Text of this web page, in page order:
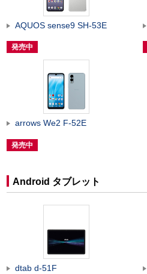
AQUOS sense9 SH-53E
発売中
arrows We2 F-52E
発売中
Android タブレット
dtab d-51F